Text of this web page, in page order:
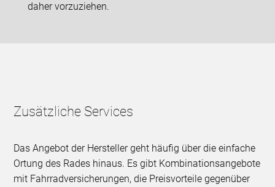
daher vorzuziehen.
Zusätzliche Services
Das Angebot der Hersteller geht häufig über die einfache
Ortung des Rades hinaus. Es gibt Kombinationsangebote
mit Fahrradversicherungen, die Preisvorteile gegenüber